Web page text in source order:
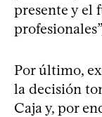
presente y el
Por último,
la decisión
Caja y, por